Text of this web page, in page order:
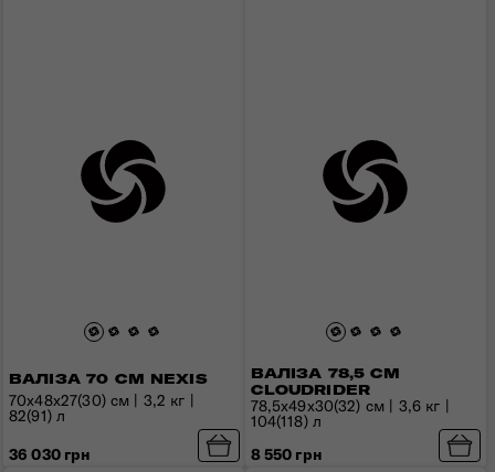
ВАЛІЗА 70 СМ NEXIS
70x48x27(30) см | 3,2 кг |
82(91) л
36 030 грн
ВАЛІЗА 78,5 СМ
CLOUDRIDER
78,5x49x30(32) см | 3,6 кг |
104(118) л
8 550 грн